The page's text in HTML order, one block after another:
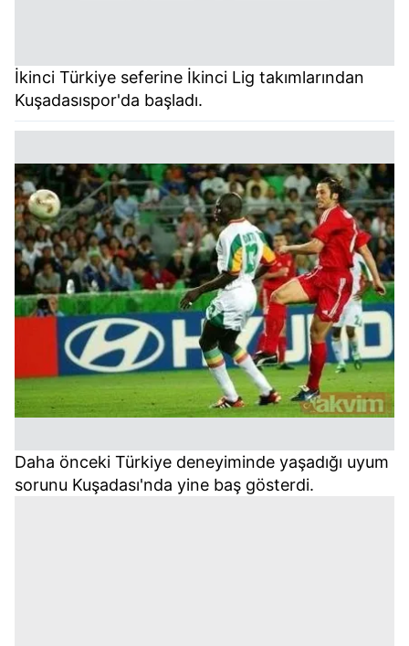
İkinci Türkiye seferine İkinci Lig takımlarından
Kuşadasıspor'da başladı.
Daha önceki Türkiye deneyiminde yaşadığı uyum
sorunu Kuşadası'nda yine baş gösterdi.